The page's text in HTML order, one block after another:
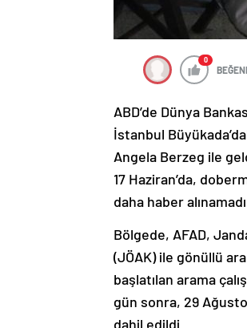
0
ABD’de Dünya
İstanbul
Angela Berzeg ile
17 Haziran’da,
daha haber
Bölgede, AFAD,
(JÖAK) ile gönüllü
başlatılan arama
gün sonra, 29
dahil edildi.